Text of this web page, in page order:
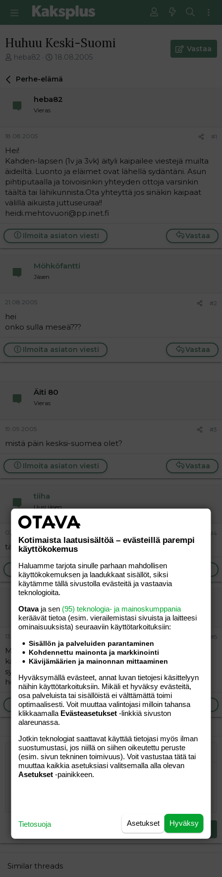
Huhuu Keski-Suomi
V
e
i
t
u
n
a
l
o
i
t
t
a
j
a
heba82
E
s
m
v
i
e
s
i
18.08.2005
Vastaa
Perhe-elämä
heba82
Vieras
18.08.2005 #1
Hei!
Kahden-lapsen (1v ja 3vk) äityli kaipailee viestejä muilta
äideiltä. Luonto ja eläimet ovat lähellä sydäntäni. Asun
pihtiputaalla ja toivoisinkin yhteyden ottoja varsinkin
täältä tai lähikunnista.Ota yhteyttä jos sinäkin kaipaat
välillä aikuista juttuseuraa!!
heidi.mehtovuori@pp.inet.fi
Vastaa
Ilmoita asiaton viesti
Möhköfantti
Jäsen
21.08.2005 #2
hei
onko sulla meseä???
Vastaa
Ilmoita asiaton viesti
Äiti 80
Vieras
19.09.2005 #3
mistä päin kesksi-suomea olet?
Vastaa
Ilmoita asiaton viesti
tiiha
Uusi jäsen
03.10.2005 #4
täälä kanssa yks keski-suomesta...
Ilmoita asiaton viesti
Hidi80
Jäsen
13.10.2005 #5
Moikka!Täällä ois yksi jolle voi kirjotella kaikki mesen
kautta tai sähköpostilla.Meillä on poika 07/04
syntyny..eikun viestiä tuleen osote on
heidi.holm@kolumbus.fi
Vastaa
Ilmoita asiaton viesti
Lihavoitu
Kursivoitu
Laajennettuun editoriin…
Lista
Järjestetty lista
Järjestämätön lista
Laajennettuun editoriin…
Lisää hyperlinkki
Lisää kuva
HymiötLaajennettuun
Kumoa
Fontin koko
9
26
TekstiväriKirjasintyyli
Arial
YliviivaaAlleviivattu
Tasaus Tasaa vasemmalle
Justify text
Paragraph format
Normal
LainausLisää video/media
Lisää taulukko
Insert horizontal line
SpoilerKoodi
Tee uudelleen
BBCode-näkymä
Poista muotoilu
LuonnoksetTallenna luonnos
Kirjoita vastaus...
Lähetä vastaus
Similar threads
Kotimaista laatusisältöä – evästeillä parempi
käyttökokemus
Haluamme tarjota sinulle parhaan mahdollisen
käyttökokemuksen ja laadukkaat sisällöt, siksi
käytämme tällä sivustolla evästeitä ja vastaavia
teknologioita.
Otavaja sen (95) teknologia- ja mainoskumppania
keräävät tietoa (esim. vierailemis­tasi sivuista ja laitteesi
ominaisuuk­sista) seuraaviin käyttötarkoituksiin:
Sisällön ja palveluiden parantaminen
Kohdennettu mainonta ja markkinointi
Kävijämäärien ja mainonnan mittaaminen
Hyväksymällä evästeet, annat luvan tietojesi käsittelyyn
näihin käyttötarkoituksiin. Mikäli et hyväksy evästeitä,
osa palveluista tai sisällöistä ei välttämättä toimi
optimaalisesti. Voit muuttaa valintojasi milloin tahansa
klikkaamalla Evästeasetukset -linkkiä sivuston
alareunassa.
Jotkin teknologiat saattavat käyttää tietojasi myös ilman
suostumustasi, jos niillä on siihen oikeutettu peruste
(esim. sivun tekninen toimivuus). Voit vastustaa tätä tai
muuttaa kaikkia asetuksiasi valitsemalla alla olevan
Asetukset -painikkeen.
Hyväksy
Asetukset
Tietosuoja